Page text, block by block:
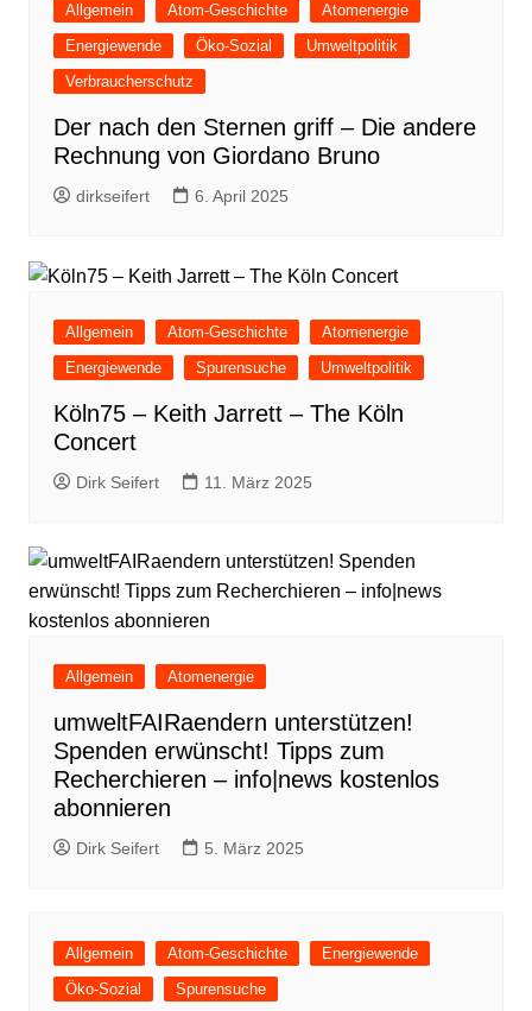
Allgemein Atom-Geschichte
Atomenergie
Energiewende
Öko-Sozial
Umweltpolitik
Verbraucherschutz
Der nach den Sternen griff – Die andere
Rechnung von Giordano Bruno
dirkseifert 6. April 2025
Allgemein Atom-Geschichte
Atomenergie
Energiewende
Spurensuche Umweltpolitik
Köln75 – Keith Jarrett – The Köln
Concert
Dirk Seifert 11. März 2025
Allgemein Atomenergie
umweltFAIRaendern unterstützen!
Spenden erwünscht! Tipps zum
Recherchieren – info|news kostenlos
abonnieren
Dirk Seifert 5. März 2025
Allgemein Atom-Geschichte
Energiewende
Öko-Sozial
Spurensuche